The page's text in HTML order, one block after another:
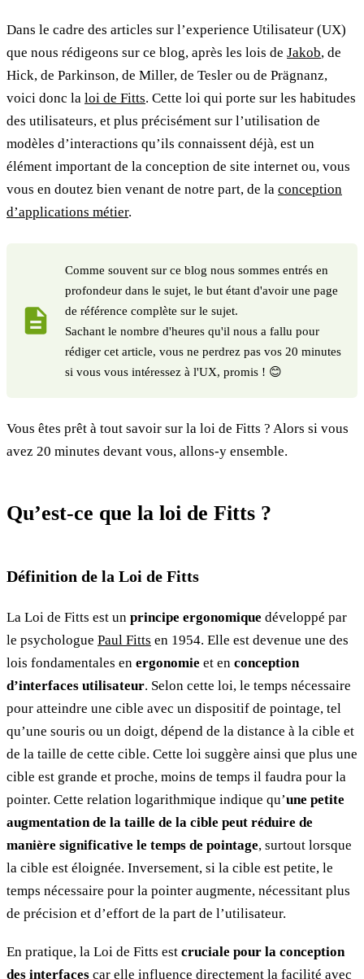
Dans le cadre des articles sur l’experience Utilisateur (UX)
que nous rédigeons sur ce blog, après les lois de Jakob, de
Hick, de Parkinson, de Miller, de Tesler ou de Prägnanz,
voici donc la loi de Fitts. Cette loi qui porte sur les habitudes
des utilisateurs, et plus précisément sur l’utilisation de
modèles d’interactions qu’ils connaissent déjà, est un
élément important de la conception de site internet ou, vous
vous en doutez bien venant de notre part, de la conception
d’applications métier.
Comme souvent sur ce blog nous sommes entrés en
profondeur dans le sujet, le but étant d'avoir une page
de référence complète sur le sujet.
Sachant le nombre d'heures qu'il nous a fallu pour
rédiger cet article, vous ne perdrez pas vos 20 minutes
si vous vous intéressez à l'UX, promis ! 😊
Vous êtes prêt à tout savoir sur la loi de Fitts ? Alors si vous
avez 20 minutes devant vous, allons-y ensemble.
Qu’est-ce que la loi de Fitts ?
Définition de la Loi de Fitts
La Loi de Fitts est un principe ergonomique développé par
le psychologue Paul Fitts en 1954. Elle est devenue une des
lois fondamentales en ergonomie et en conception
d’interfaces utilisateur. Selon cette loi, le temps nécessaire
pour atteindre une cible avec un dispositif de pointage, tel
qu’une souris ou un doigt, dépend de la distance à la cible et
de la taille de cette cible. Cette loi suggère ainsi que plus une
cible est grande et proche, moins de temps il faudra pour la
pointer. Cette relation logarithmique indique qu’une petite
augmentation de la taille de la cible peut réduire de
manière significative le temps de pointage, surtout lorsque
la cible est éloignée. Inversement, si la cible est petite, le
temps nécessaire pour la pointer augmente, nécessitant plus
de précision et d’effort de la part de l’utilisateur.
En pratique, la Loi de Fitts est cruciale pour la conception
des interfaces car elle influence directement la facilité avec